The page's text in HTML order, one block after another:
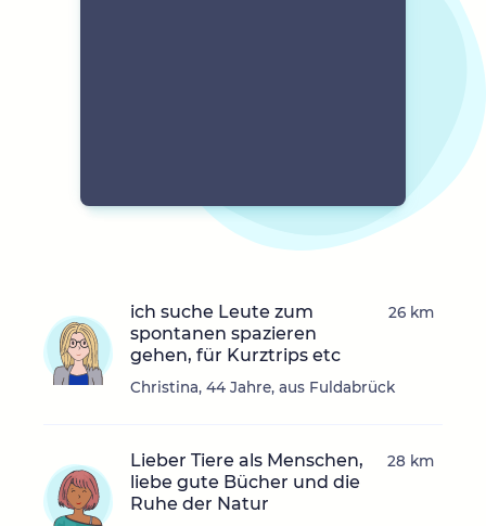
ich suche Leute zum
spontanen spazieren
gehen, für Kurztrips etc
Christina, 44 Jahre, aus Fuldabrück
26 km
Lieber Tiere als Menschen,
liebe gute Bücher und die
Ruhe der Natur
28 km